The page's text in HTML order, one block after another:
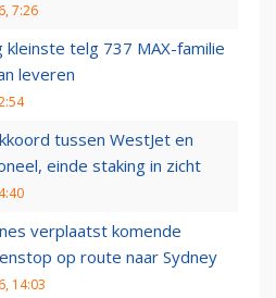
7:26
kleinste telg 737 MAX-familie
leveren
tussen WestJet en
einde staking in zicht
verplaatst komende
op route naar Sydney
14:03